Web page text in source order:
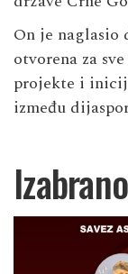
On je naglasio
otvorena za
projekte i
između